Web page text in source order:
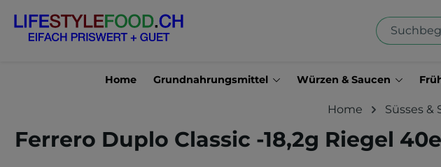
Zur Suche springen
Home Grundnahrungsmittel Würzen & Saucen
Home Süsses &
Ferrero Duplo Classic -18,2g Riegel